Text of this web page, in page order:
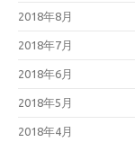
2018年8月
2018年7月
2018年6月
2018年5月
2018年4月